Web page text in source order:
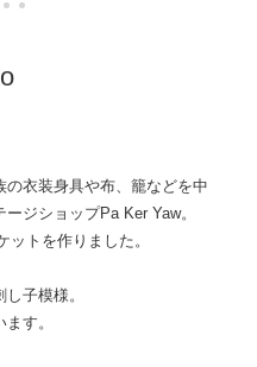
衣装身具や布、籠などを中
ジショップPa Ker Yaw。
トを作りました。
子模様。
す。